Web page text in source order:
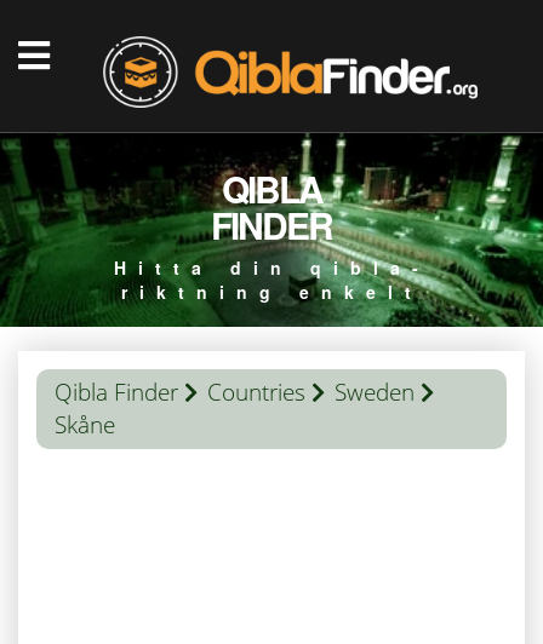
QIBLA
FINDER
Hitta din qibla-
riktning enkelt
Qibla Finder Countries
Sweden
Skåne